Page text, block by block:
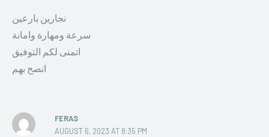
نجارين بارعين
سرعة ومهارة وامانة
اتمنى لكم التوفيق
انصح بهم
FERAS
AUGUST 6, 2023 AT 8:35 PM